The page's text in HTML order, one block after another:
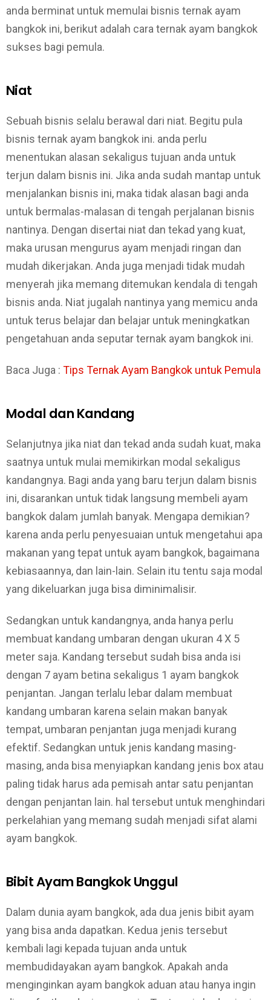
anda berminat untuk memulai bisnis ternak ayam
bangkok ini, berikut adalah cara ternak ayam bangkok
sukses bagi pemula.
Niat
Sebuah bisnis selalu berawal dari niat. Begitu pula
bisnis ternak ayam bangkok ini. anda perlu
menentukan alasan sekaligus tujuan anda untuk
terjun dalam bisnis ini. Jika anda sudah mantap untuk
menjalankan bisnis ini, maka tidak alasan bagi anda
untuk bermalas-malasan di tengah perjalanan bisnis
nantinya. Dengan disertai niat dan tekad yang kuat,
maka urusan mengurus ayam menjadi ringan dan
mudah dikerjakan. Anda juga menjadi tidak mudah
menyerah jika memang ditemukan kendala di tengah
bisnis anda. Niat jugalah nantinya yang memicu anda
untuk terus belajar dan belajar untuk meningkatkan
pengetahuan anda seputar ternak ayam bangkok ini.
Baca Juga : Tips Ternak Ayam Bangkok untuk Pemula
Modal dan Kandang
Selanjutnya jika niat dan tekad anda sudah kuat, maka
saatnya untuk mulai memikirkan modal sekaligus
kandangnya. Bagi anda yang baru terjun dalam bisnis
ini, disarankan untuk tidak langsung membeli ayam
bangkok dalam jumlah banyak. Mengapa demikian?
karena anda perlu penyesuaian untuk mengetahui apa
makanan yang tepat untuk ayam bangkok, bagaimana
kebiasaannya, dan lain-lain. Selain itu tentu saja modal
yang dikeluarkan juga bisa diminimalisir.
Sedangkan untuk kandangnya, anda hanya perlu
membuat kandang umbaran dengan ukuran 4 X 5
meter saja. Kandang tersebut sudah bisa anda isi
dengan 7 ayam betina sekaligus 1 ayam bangkok
penjantan. Jangan terlalu lebar dalam membuat
kandang umbaran karena selain makan banyak
tempat, umbaran penjantan juga menjadi kurang
efektif. Sedangkan untuk jenis kandang masing-
masing, anda bisa menyiapkan kandang jenis box atau
paling tidak harus ada pemisah antar satu penjantan
dengan penjantan lain. hal tersebut untuk menghindari
perkelahian yang memang sudah menjadi sifat alami
ayam bangkok.
Bibit Ayam Bangkok Unggul
Dalam dunia ayam bangkok, ada dua jenis bibit ayam
yang bisa anda dapatkan. Kedua jenis tersebut
kembali lagi kepada tujuan anda untuk
membudidayakan ayam bangkok. Apakah anda
menginginkan ayam bangkok aduan atau hanya ingin